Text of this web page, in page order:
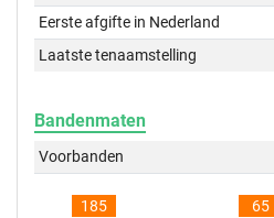
Eerste afgifte in Nederland
Laatste tenaamstelling
Bandenmaten
Voorbanden
185 65